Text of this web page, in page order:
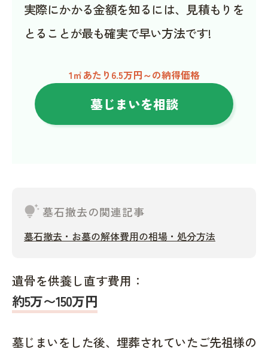
実際にかかる金額を知るには、見積もりを
とることが最も確実で早い方法です!
1㎡あたり6.5万円～の納得価格
墓じまいを相談
tips_and_updates墓石撤去の関連記事
墓石撤去・お墓の解体費用の相場・処分方法
遺骨を供養し直す費用：
約5万〜150万円
墓じまいをした後、埋葬されていたご先祖様の